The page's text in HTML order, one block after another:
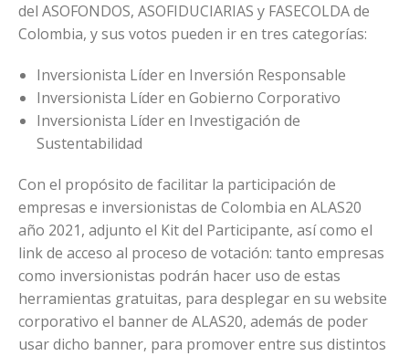
del ASOFONDOS, ASOFIDUCIARIAS y FASECOLDA de
Colombia, y sus votos pueden ir en tres categorías:
Inversionista Líder en Inversión Responsable
Inversionista Líder en Gobierno Corporativo
Inversionista Líder en Investigación de
Sustentabilidad
Con el propósito de facilitar la participación de
empresas e inversionistas de Colombia en ALAS20
año 2021, adjunto el Kit del Participante, así como el
link de acceso al proceso de votación: tanto empresas
como inversionistas podrán hacer uso de estas
herramientas gratuitas, para desplegar en su website
corporativo el banner de ALAS20, además de poder
usar dicho banner, para promover entre sus distintos